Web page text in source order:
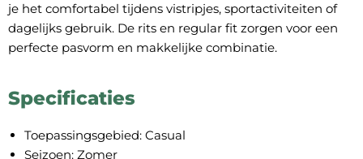
je het comfortabel tijdens vistripjes, sportactiviteiten of
dagelijks gebruik. De rits en regular fit zorgen voor een
perfecte pasvorm en makkelijke combinatie.
Specificaties
Toepassingsgebied: Casual
Seizoen: Zomer